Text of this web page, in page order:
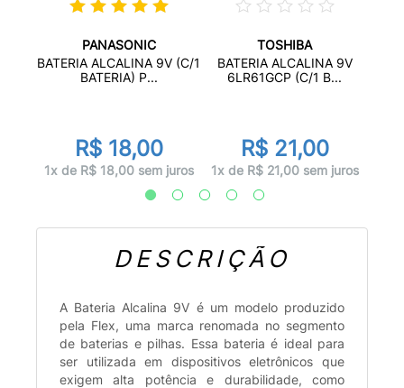
PANASONIC
BATERIA ALCALINA 9V (C/1
BATERIA) P...
R$ 18,00
1x de R$ 18,00 sem juros
TOSHIBA
BATERIA ALCALINA 9V
6LR61GCP (C/1 B...
R$ 21,00
1x de R$ 21,00 sem juros
DESCRIÇÃO
A Bateria Alcalina 9V é um modelo produzido
pela Flex, uma marca renomada no segmento
de baterias e pilhas. Essa bateria é ideal para
ser utilizada em dispositivos eletrônicos que
exigem alta potência e durabilidade, como